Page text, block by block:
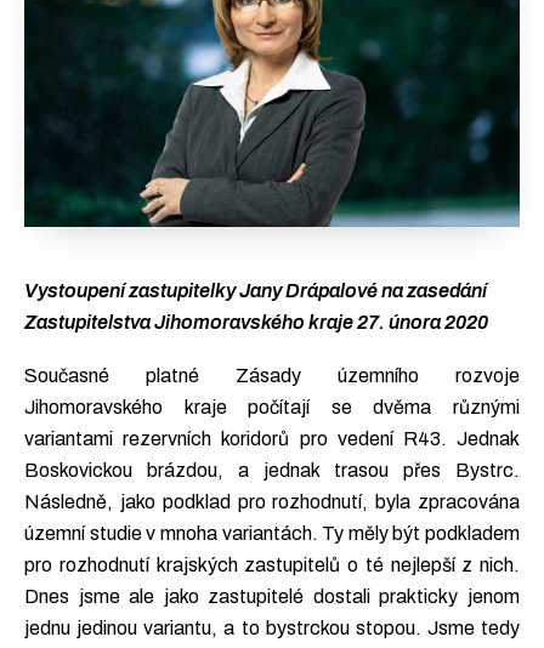
Vystoupení zastupitelky Jany Drápalové na zasedání
Zastupitelstva Jihomoravského kraje 27. února 2020
Současné platné Zásady územního rozvoje
Jihomoravského kraje počítají se dvěma různými
variantami rezervních koridorů pro vedení R43. Jednak
Boskovickou brázdou, a jednak trasou přes Bystrc.
Následně, jako podklad pro rozhodnutí, byla zpracována
územní studie v mnoha variantách. Ty měly být podkladem
pro rozhodnutí krajských zastupitelů o té nejlepší z nich.
Dnes jsme ale jako zastupitelé dostali prakticky jenom
jednu jedinou variantu, a to bystrckou stopou. Jsme tedy